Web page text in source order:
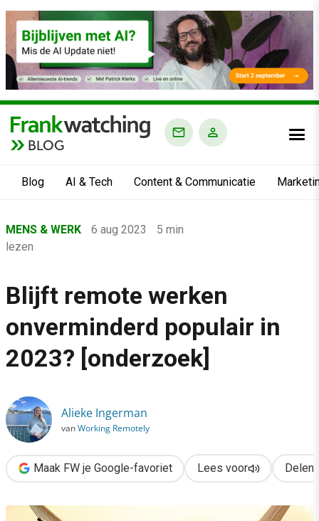
BLOG
Blog AI & Tech Content & Communicatie
›
Mens & Werk
›
Blijft remote werken onverminderd populair in 2023?
MENS & WERK 6 aug 2023
5 min
lezen
Blijft remote werken
onverminderd populair in
2023? [onderzoek]
Alieke Ingerman
vanWorking Remotely
Maak FW je Google-favoriet Lees voor Delen